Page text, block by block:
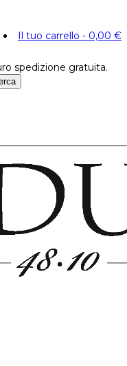
Il tuo carrello - 0,00 €
spedizione gratuita.